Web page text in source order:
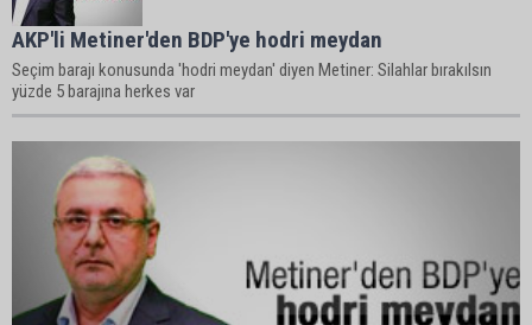
AKP'li Metiner'den BDP'ye hodri meydan
Seçim barajı konusunda 'hodri meydan' diyen Metiner: Silahlar bırakılsın
yüzde 5 barajına herkes var